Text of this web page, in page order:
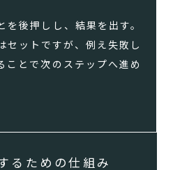
を後押しし、結果を出す。
セットですが、例え失敗し
ことで次のステップへ進め
るための仕組み